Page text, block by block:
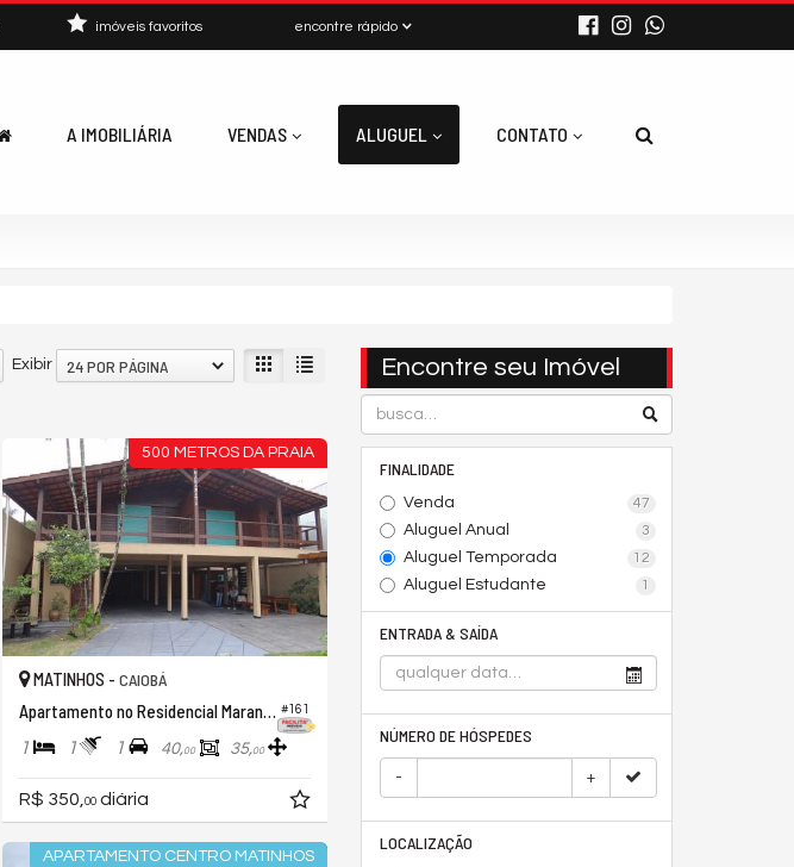
encontre rápido
imóveis favoritos
A IMOBILIÁRIA VENDAS ALUGUEL CONTATO
Encontre seu Imóvel
FINALIDADE
Venda 47
Aluguel Anual 3
Aluguel Temporada 12
Aluguel Estudante 1
ENTRADA & SAÍDA
NÚMERO DE HÓSPEDES
- +
LOCALIZAÇÃO
Exibir 24 POR PÁGINA
500 METROS DA PRAIA
#161
MATINHOS - CAIOBÁ
Apartamento no Residencial Maranata
1 1 1 40,00 35,00
R$ 350, 00diária
APARTAMENTO CENTRO MATINHOS